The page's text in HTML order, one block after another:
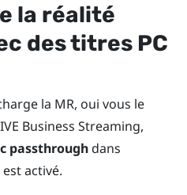
la réalité
des titres PC
la MR, oui vous le
Business Streaming,
passthroughdans
est activé.